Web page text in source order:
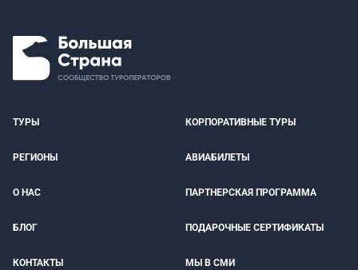
ТУРЫ КОРПОРАТИВНЫЕ ТУРЫ
РЕГИОНЫ АВИАБИЛЕТЫ
О НАС ПАРТНЕРСКАЯ ПРОГРАММА
БЛОГ ПОДАРОЧНЫЕ СЕРТИФИКАТЫ
КОНТАКТЫ МЫ В СМИ